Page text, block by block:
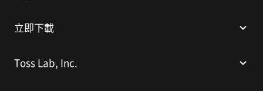
立即下載
Toss Lab, Inc.